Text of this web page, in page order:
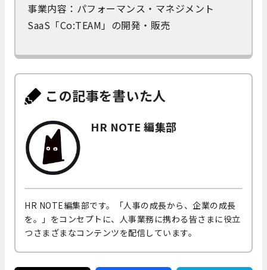
事業内容：パフォーマンス・マネジメント
SaaS「Co:TEAM」の開発・販売
この記事を書いた人
HR NOTE 編集部
HR NOTE編集部です。「人事の成長から、企業の成長
を。」をコンセプトに、人事業務に携わる皆さまに役立
つさまざまなコンテンツを配信しています。